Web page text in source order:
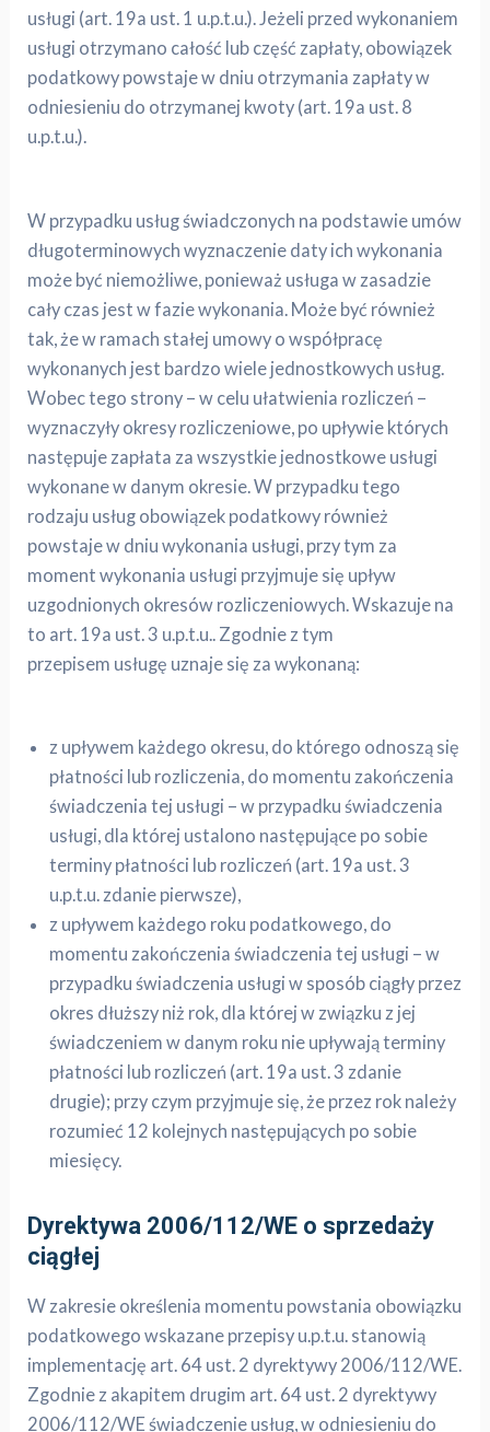
usługi (art. 19a ust. 1 u.p.t.u.). Jeżeli przed wykonaniem
usługi otrzymano całość lub część zapłaty, obowiązek
podatkowy powstaje w dniu otrzymania zapłaty w
odniesieniu do otrzymanej kwoty (art. 19a ust. 8
u.p.t.u.).
W przypadku usług świadczonych na podstawie umów
długoterminowych wyznaczenie daty ich wykonania
może być niemożliwe, ponieważ usługa w zasadzie
cały czas jest w fazie wykonania. Może być również
tak, że w ramach stałej umowy o współpracę
wykonanych jest bardzo wiele jednostkowych usług.
Wobec tego strony – w celu ułatwienia rozliczeń –
wyznaczyły okresy rozliczeniowe, po upływie których
następuje zapłata za wszystkie jednostkowe usługi
wykonane w danym okresie. W przypadku tego
rodzaju usług obowiązek podatkowy również
powstaje w dniu wykonania usługi, przy tym za
moment wykonania usługi przyjmuje się upływ
uzgodnionych okresów rozliczeniowych. Wskazuje na
to art. 19a ust. 3 u.p.t.u.. Zgodnie z tym
przepisem usługę uznaje się za wykonaną:
z upływem każdego okresu, do którego odnoszą się
płatności lub rozliczenia, do momentu zakończenia
świadczenia tej usługi – w przypadku świadczenia
usługi, dla której ustalono następujące po sobie
terminy płatności lub rozliczeń (art. 19a ust. 3
u.p.t.u. zdanie pierwsze),
z upływem każdego roku podatkowego, do
momentu zakończenia świadczenia tej usługi – w
przypadku świadczenia usługi w sposób ciągły przez
okres dłuższy niż rok, dla której w związku z jej
świadczeniem w danym roku nie upływają terminy
płatności lub rozliczeń (art. 19a ust. 3 zdanie
drugie); przy czym przyjmuje się, że przez rok należy
rozumieć 12 kolejnych następujących po sobie
miesięcy.
Dyrektywa 2006/112/WE o sprzedaży
ciągłej
W zakresie określenia momentu powstania obowiązku
podatkowego wskazane przepisy u.p.t.u. stanowią
implementację art. 64 ust. 2 dyrektywy 2006/112/WE.
Zgodnie z akapitem drugim art. 64 ust. 2 dyrektywy
2006/112/WE świadczenie usług, w odniesieniu do